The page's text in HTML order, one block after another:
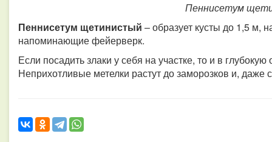
Пеннисетум
Пеннисетум щетинистый – образует кусты до 1,5 м,
напоминающие фейерверк.
Если посадить злаки у себя на участке, то и в
Неприхотливые метелки растут до заморозков и, даже